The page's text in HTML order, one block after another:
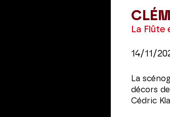
La Flûte
14/11/
La
décors de
Cédric